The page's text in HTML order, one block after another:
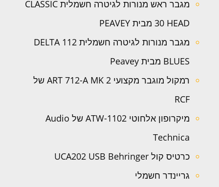
מגבר ראש מנורות לגיטרה חשמלית CLASSIC
30 HEAD מבית PEAVEY
מגבר מנורות לגיטרה חשמלית 112 DELTA
BLUES מבית Peavey
רמקול מוגבר מקצועי ART 712-A MK 2 של
RCF
מיקרופון אלחוטי ATW-1102 של Audio
Technica
כרטיס קול UCA202 USB Behringer
גריינדר חשמלי